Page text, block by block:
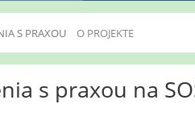
S PRAXOU O PROJEKTE
s praxou na